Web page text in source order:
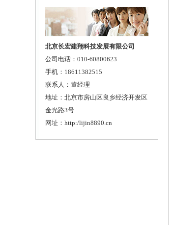
北京长宏建翔科技发展有限公司
公司电话：010-60800623
手机：18611382515
联系人：董经理
地址：北京市房山区良乡经济开发区
金光路3号
网址：http:/lijin8890.cn